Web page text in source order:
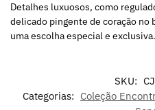
Detalhes luxuosos, como
delicado pingente de coração no
uma escolha especial e exclusiva.
SKU:
Categorias: Coleção